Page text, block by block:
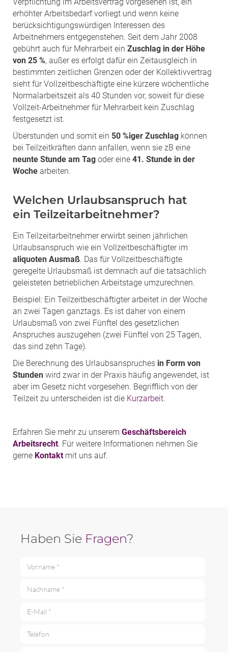
erhöhter Arbeitsbedarf vorliegt und wenn keine
berücksichtigungswürdigen Interessen des
Arbeitnehmers entgegenstehen. Seit dem Jahr 2008
gebührt auch für Mehrarbeit ein Zuschlag in der Höhe
von 25 %, außer es erfolgt dafür ein Zeitausgleich in
bestimmten zeitlichen Grenzen oder der Kollektivvertrag
sieht für Vollzeitbeschäftigte eine kürzere wöchentliche
Normalarbeitszeit als 40 Stunden vor, soweit für diese
Vollzeit-Arbeitnehmer für Mehrarbeit kein Zuschlag
festgesetzt ist.
Überstunden und somit ein 50 %iger Zuschlag können
bei Teilzeitkräften dann anfallen, wenn sie zB eine
neunte Stunde am Tag oder eine 41. Stunde in der
Woche arbeiten.
Welchen Urlaubsanspruch hat
ein Teilzeitarbeitnehmer?
Ein Teilzeitarbeitnehmer erwirbt seinen jährlichen
Urlaubsanspruch wie ein Vollzeitbeschäftigter im
aliquoten Ausmaß. Das für Vollzeitbeschäftigte
geregelte Urlaubsmaß ist demnach auf die tatsächlich
geleisteten betrieblichen Arbeitstage umzurechnen.
Beispiel: Ein Teilzeitbeschäftigter arbeitet in der Woche
an zwei Tagen ganztags. Es ist daher von einem
Urlaubsmaß von zwei Fünftel des gesetzlichen
Anspruches auszugehen (zwei Fünftel von 25 Tagen,
das sind zehn Tage).
Die Berechnung des Urlaubsanspruches in Form von
Stunden wird zwar in der Praxis häufig angewendet, ist
aber im Gesetz nicht vorgesehen. Begrifflich von der
Teilzeit zu unterscheiden ist die Kurzarbeit.
Erfahren Sie mehr zu unserem Geschäftsbereich
Arbeitsrecht. Für weitere Informationen nehmen Sie
gerne Kontaktmit uns auf.
Haben Sie Fragen?